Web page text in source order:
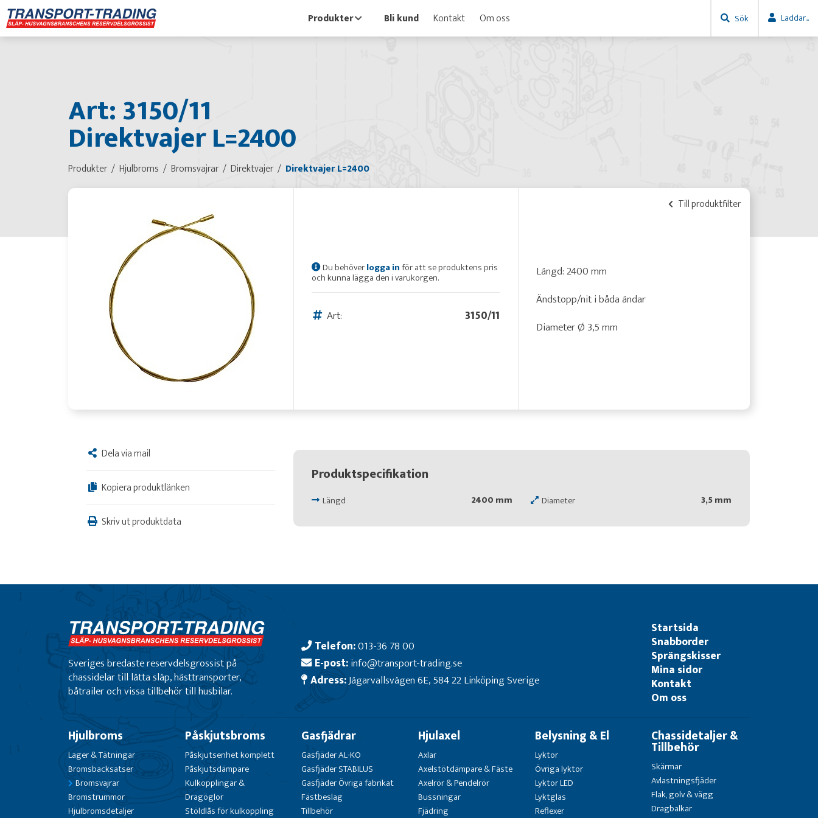
Produkter Bli kund Kontakt Om oss Sök Laddar...
Art: 3150/11
Direktvajer L=2400
Produkter Hjulbroms Bromsvajrar Direktvajer Direktvajer L=2400
Till produktfilter
Du behöverlogga inför att se produktens pris
och kunna lägga den i varukorgen.
Art: 3150/11
Längd: 2400 mm
Ändstopp/nit i båda ändar
Diameter Ø 3,5 mm
Dela via mail
Kopiera produktlänken
Skriv ut produktdata
Produktspecifikation
Längd 2400 mm Diameter 3,5 mm
Sveriges bredaste reservdelsgrossist på
chassidelar till lätta släp, hästtransporter,
båtrailer och vissa tillbehör till husbilar.
Telefon:013-36 78 00
E-post:info@transport-trading.se
Adress:Jägarvallsvägen 6E, 584 22 Linköping Sverige
Startsida
Snabborder
Sprängskisser
Mina sidor
Kontakt
Om oss
Hjulbroms
Lager & Tätningar
Bromsbacksatser
Bromsvajrar
Bromstrummor
Hjulbromsdetaljer
Påskjutsbroms
Påskjutsenhet komplett
Påskjutsdämpare
Kulkopplingar &
Dragöglor
Stöldlås för kulkoppling
Gasfjädrar
Gasfjäder AL-KO
Gasfjäder STABILUS
Gasfjäder Övriga fabrikat
Fästbeslag
Tillbehör
Hjulaxel
Axlar
Axelstötdämpare & Fäste
Axelrör & Pendelrör
Bussningar
Fjädring
Belysning & El
Lyktor
Övriga lyktor
Lyktor LED
Lyktglas
Reflexer
Chassidetaljer &
Tillbehör
Skärmar
Avlastningsfjäder
Flak, golv & vägg
Dragbalkar